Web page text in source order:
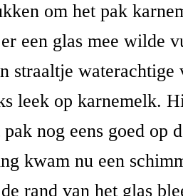
om het pak
een glas mee wilde
straaltje
leek op karnemelk.
nog eens goed op
kwam nu een
rand van het glas